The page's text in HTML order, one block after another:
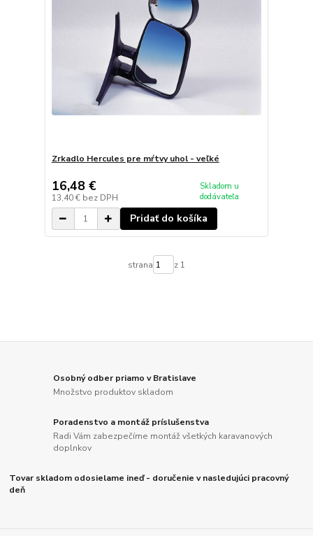
Zrkadlo Hercules pre mŕtvy uhol - veľké
16,48 €
13,40 € bez DPH
Skladom u
dodávateľa
Pridať do košíka
strana z 1
Osobný odber priamo v Bratislave
Množstvo produktov skladom
Poradenstvo a montáž príslušenstva
Radi Vám zabezpečíme montáž všetkých karavanových
doplnkov
Tovar skladom odosielame ineď - doručenie v nasledujúci pracovný
deň